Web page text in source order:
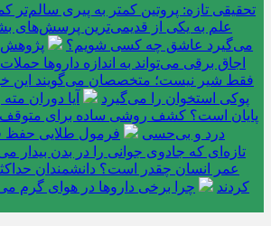
تحقیقی تازه: پروتین کمتر به پیری سالم‌تر
علم به یکی از قدیمی‌ترین پرسش‌های
می‌گیرد عاشق چه کسی شویم؟
پژوهش:
اجاق برقی می‌تواند به اندازه داروها
فقط شیر نیست؛ متخصصان می‌گویند این
پوکی استخوان را می‌گیرد
آیا دوران
پایان است؟ کشف روشی ساده برای
درد و بی‌حسی
فرمول طلایی
تازه‌ای که جادوی جوانی را در بدن بیدار
عمر انسان چقدر است؟ دانشمندان
کردند
چرا برخی داروها در هوای گرم